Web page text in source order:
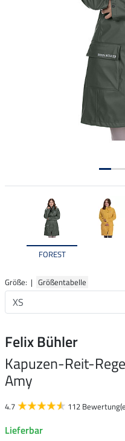
FOREST
Größe: | Größentabelle
Felix Bühler
Kapuzen-Reit-
Amy
4.7 112
Lieferbar